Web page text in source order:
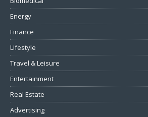
Energy
Finance
Lifestyle
Travel & Leisure
Entertainment
Real Estate
Advertising